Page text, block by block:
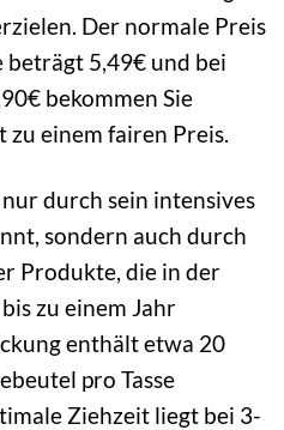
Der normale Preis
5,49€ und bei
bekommen Sie
einem fairen Preis.
durch sein intensives
sondern auch durch
Produkte, die in der
zu einem Jahr
enthält etwa 20
pro Tasse
Ziehzeit liegt bei 3-